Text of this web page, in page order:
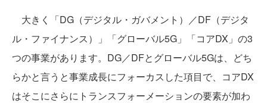
大きく「DG（デジタル・ガバメント）／DF（デジタ
ル・ファイナンス）」「グローバル5G」「コアDX」の3
つの事業があります。DG／DFとグローバル5Gは、どち
らかと言うと事業成長にフォーカスした項目で、コアDX
はそこにさらにトランスフォーメーションの要素が加わ